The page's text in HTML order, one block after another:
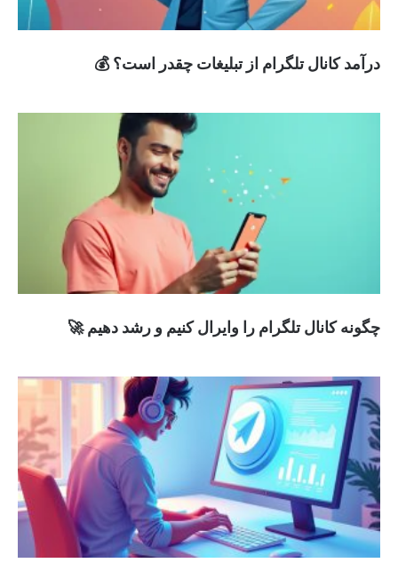
درآمد کانال تلگرام از تبلیغات چقدر است؟ 💰
چگونه کانال تلگرام را وایرال کنیم و رشد دهیم 🚀